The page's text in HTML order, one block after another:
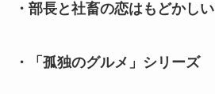
・部長と社畜の恋はもどかしい
・「孤独のグルメ」シリーズ